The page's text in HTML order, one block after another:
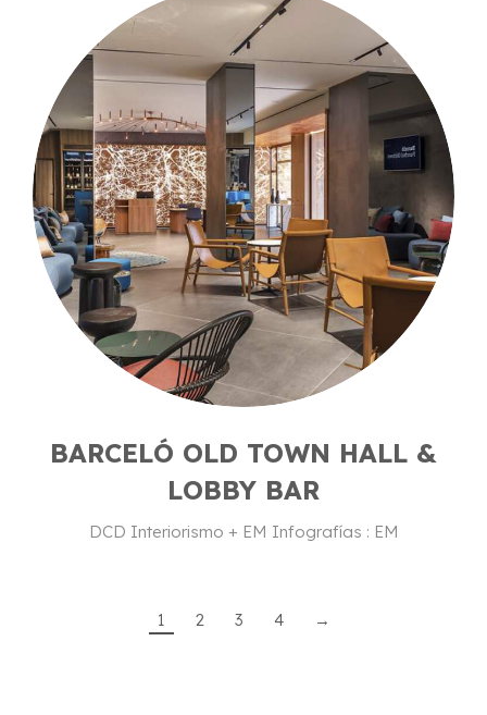
BARCELÓ OLD TOWN HALL &
LOBBY BAR
DCD Interiorismo + EM Infografías : EM
1 2 3 4 →